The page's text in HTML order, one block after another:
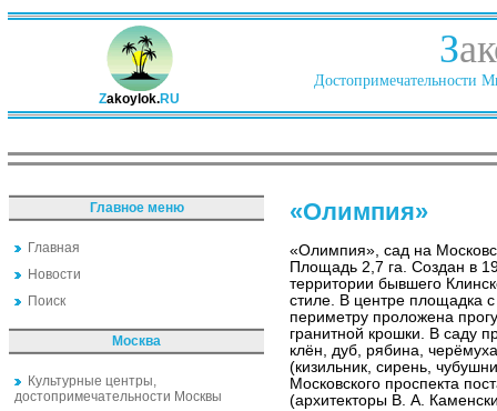
Zakoylok.RU
З
Достопримечательности
Главное меню
Главная
Новости
Поиск
Москва
Культурные центры,
достопримечательности Москвы
«Олимпия»
«Олимпия», сад на
Площадь 2,7 га. Создан в
территории бывшего
стиле. В центре площадка
периметру проложена
гранитной крошки. В саду
клён, дуб, рябина,
(кизильник, сирень,
Московского проспекта
(архитекторы В. А.